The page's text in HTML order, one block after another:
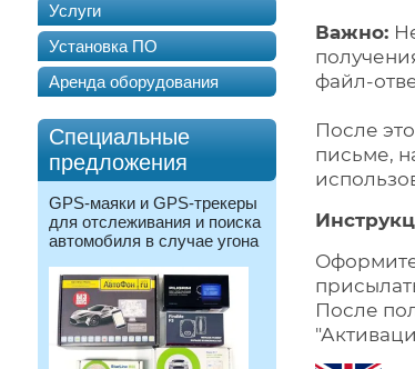
Услуги
Установка ПО
Аренда оборудования
Специальные
предложения
GPS-маяки и GPS-трекеры
для отслеживания и поиска
автомобиля в случае угона
Важно:
файл-
После
письме,
После